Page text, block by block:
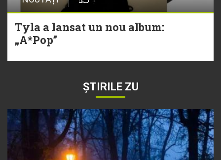
Tyla a lansat un nou album:
„A*Pop”
ȘTIRILE ZU